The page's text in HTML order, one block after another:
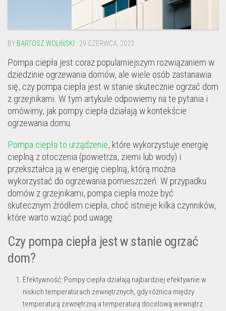
BY BARTOSZ WOLIŃSKI · 29 CZERWCA, 2023
Pompa ciepła jest coraz popularniejszym rozwiązaniem w
dziedzinie ogrzewania domów, ale wiele osób zastanawia
się, czy pompa ciepła jest w stanie skutecznie ogrzać dom
z grzejnikami. W tym artykule odpowiemy na te pytania i
omówimy, jak pompy ciepła działają w kontekście
ogrzewania domu.
Pompa ciepła to urządzenie, które wykorzystuje energię
cieplną z otoczenia (powietrza, ziemi lub wody) i
przekształca ją w energię cieplną, którą można
wykorzystać do ogrzewania pomieszczeń. W przypadku
domów z grzejnikami, pompa ciepła może być
skutecznym źródłem ciepła, choć istnieje kilka czynników,
które warto wziąć pod uwagę.
Czy pompa ciepła jest w stanie ogrzać
dom?
Efektywność: Pompy ciepła działają najbardziej efektywnie w
niskich temperaturach zewnętrznych, gdy różnica między
temperaturą zewnętrzną a temperaturą docelową wewnątrz